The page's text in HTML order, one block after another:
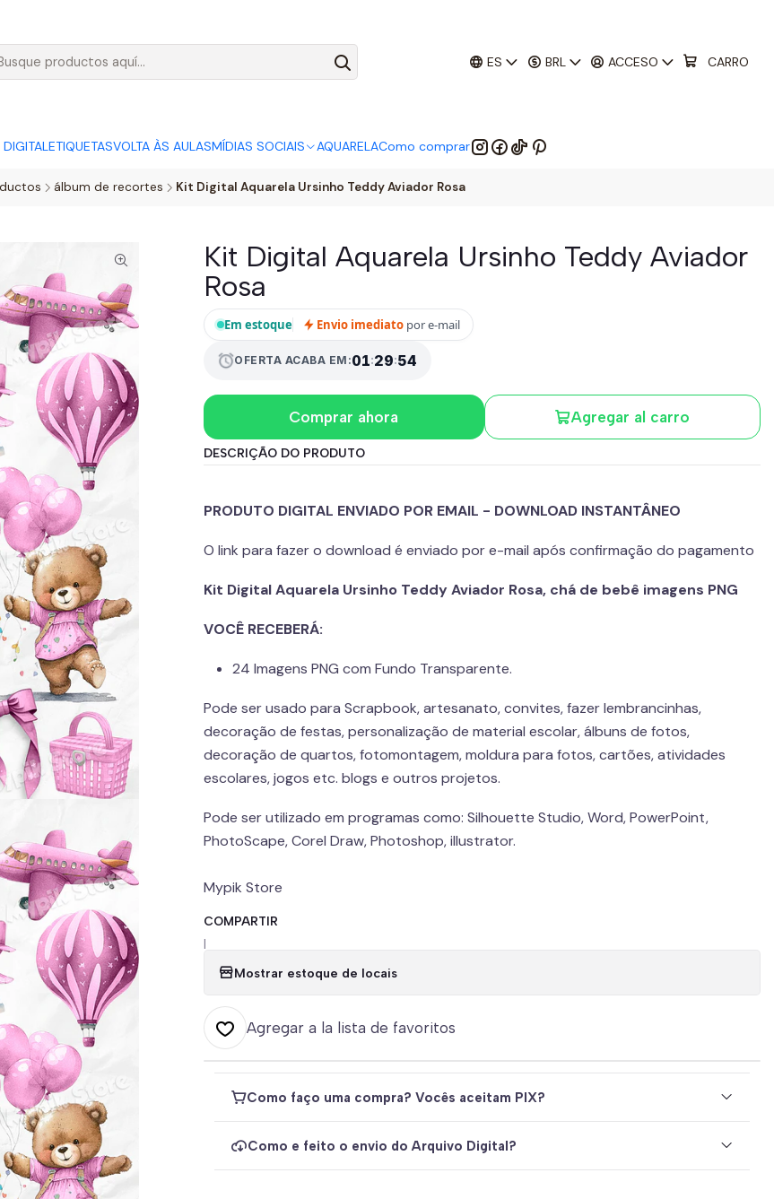
ES BRL ACCESO CARRO
DIGITALETIQUETASVOLTA ÀS AULASMÍDIAS SOCIAIS AQUARELAComo comprar
álbum de recortes Kit Digital Aquarela Ursinho Teddy Aviador Rosa
Kit Digital Aquarela Ursinho Teddy Aviador
Rosa
Em estoque Envio imediato por e-mail
alarmOFERTA ACABA EM:01:29:52
Agregar al carro
Comprar ahora
DESCRIÇÃO DO PRODUTO
PRODUTO DIGITAL ENVIADO POR EMAIL - DOWNLOAD INSTANTÂNEO
O link para fazer o download é enviado por e-mail após confirmação do pagamento
Kit Digital Aquarela Ursinho Teddy Aviador Rosa, chá de bebê imagens PNG
VOCÊ RECEBERÁ:
24 Imagens PNG com Fundo Transparente.
Pode ser usado para Scrapbook, artesanato, convites, fazer lembrancinhas,
decoração de festas, personalização de material escolar, álbuns de fotos,
decoração de quartos, fotomontagem, moldura para fotos, cartões, atividades
escolares, jogos etc. blogs e outros projetos.
Pode ser utilizado em programas como: Silhouette Studio, Word, PowerPoint,
PhotoScape, Corel Draw, Photoshop, illustrator.
Mypik Store
COMPARTIR
|
Mostrar estoque de locais
Agregar a la lista de favoritos
Como faço uma compra? Vocês aceitam PIX?
Como e feito o envio do Arquivo Digital?